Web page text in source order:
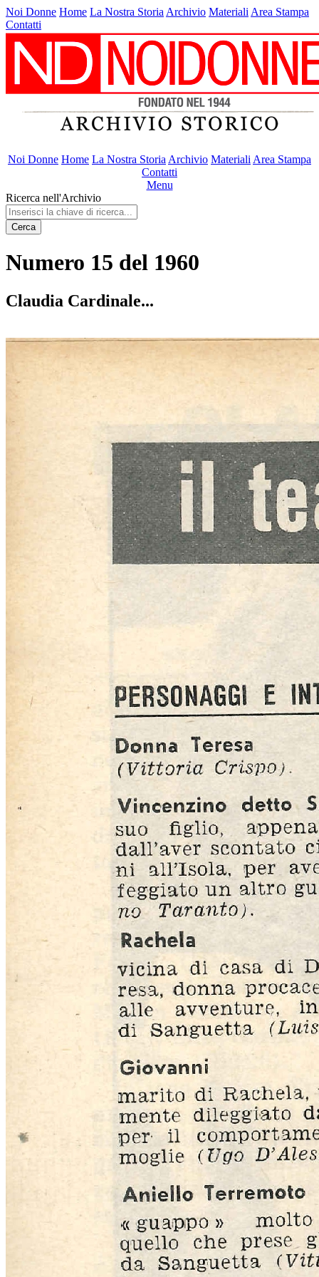
Noi Donne Home La Nostra Storia Archivio Materiali Area Stampa
Contatti
Noi Donne Home La Nostra Storia Archivio Materiali Area Stampa
Contatti
Menu
Ricerca nell'Archivio
Cerca
Numero 15 del 1960
Claudia Cardinale...